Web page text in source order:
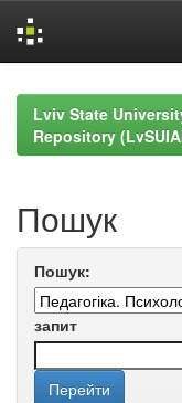
navigationLviv State
Repository
Пошук
Пошук:
запит